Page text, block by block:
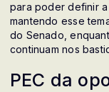
para poder definir
mantendo esse
do Senado,
continuam nos
PEC da